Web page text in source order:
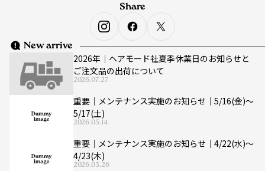
New arrive
2026年｜ヘアモード社夏季休業日のお知らせと
ご注文品の出荷について
2026.07.27
重要｜メンテナンス実施のお知らせ｜5/16(金)〜
5/17(土)
2026.05.14
重要｜メンテナンス実施のお知らせ｜4/22(水)〜
4/23(木)
2026.03.26
Share